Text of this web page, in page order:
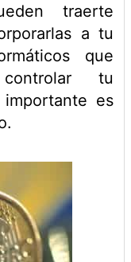
traerte
a tu
que
tu
es